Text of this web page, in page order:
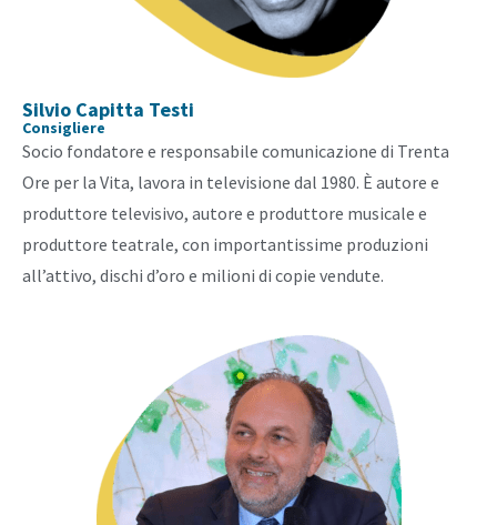
Silvio Capitta Testi
Consigliere
Socio fondatore e responsabile comunicazione di Trenta
Ore per la Vita, lavora in televisione dal 1980. È autore e
produttore televisivo, autore e produttore musicale e
produttore teatrale, con importantissime produzioni
all’attivo, dischi d’oro e milioni di copie vendute.